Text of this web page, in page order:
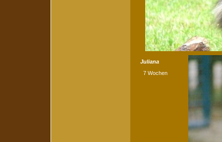
Juliana
7 Wochen